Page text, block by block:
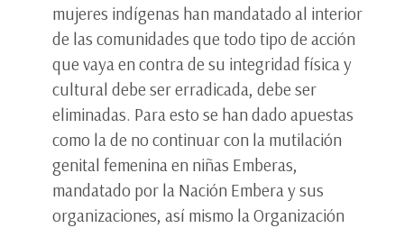
mujeres indígenas han mandatado al interior
de las comunidades que todo tipo de acción
que vaya en contra de su integridad física y
cultural debe ser erradicada, debe ser
eliminadas. Para esto se han dado apuestas
como la de no continuar con la mutilación
genital femenina en niñas Emberas,
mandatado por la Nación Embera y sus
organizaciones, así mismo la Organización